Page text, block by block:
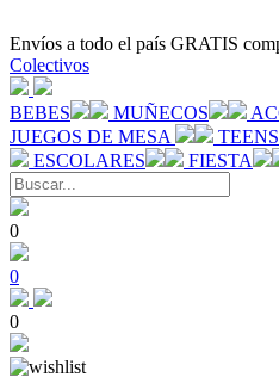
Envíos a todo el país GRATIS
Colectivos
BEBES MUÑECOS
JUEGOS DE MESA
TEENS
ESCOLARES
FIESTA
0
0
0